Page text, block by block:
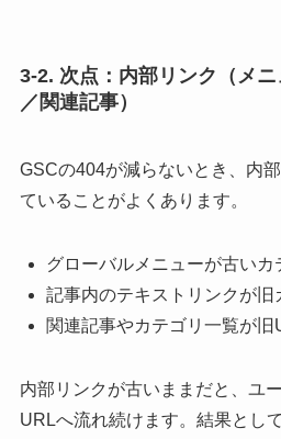
3-2. 次点：内部リンク（メ
／関連記事）
GSCの404が減らないとき、内
ていることがよくあります。
グローバルメニューが古い
記事内のテキストリンクが旧
関連記事やカテゴリ一覧が旧
内部リンクが古いままだと、ユ
URLへ流れ続けます。結果とし